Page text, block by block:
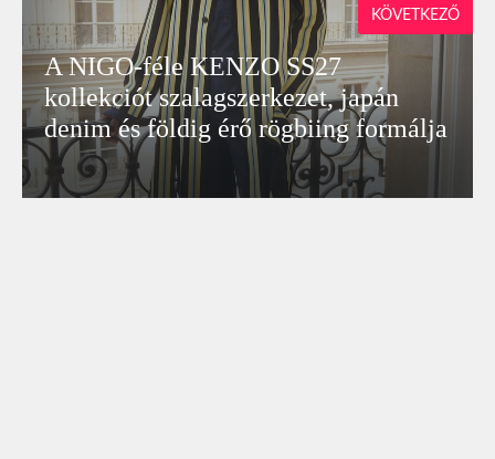
A NIGO-féle KENZO SS27
kollekciót szalagszerkezet, japán
denim és földig érő rögbiing formálja
KÖVETKEZŐ